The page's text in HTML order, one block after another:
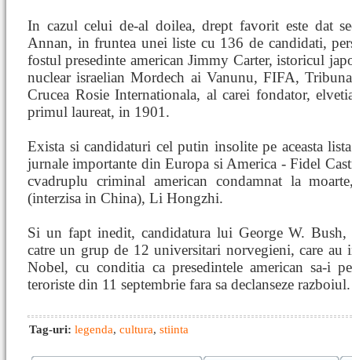
In cazul celui de-al doilea, drept favorit este dat
Annan, in fruntea unei liste cu 136 de candidati,
fostul presedinte american Jimmy Carter, istoricul
nuclear israelian Mordech ai Vanunu, FIFA,
Crucea Rosie Internationala, al carei fondator,
primul laureat, in 1901.
Exista si candidaturi cel putin insolite pe aceasta
jurnale importante din Europa si America - Fidel
cvadruplu criminal american condamnat la
(interzisa in China), Li Hongzhi.
Si un fapt inedit, candidatura lui George W. Bush,
catre un grup de 12 universitari norvegieni, care au
Nobel, cu conditia ca presedintele american sa-i
teroriste din 11 septembrie fara sa declanseze razboiul.
Tag-uri: legenda, cultura, stiinta